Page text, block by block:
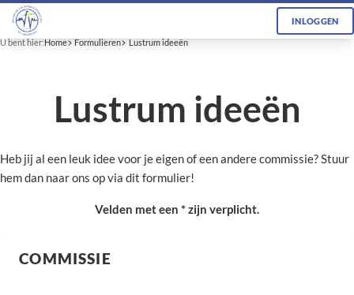
INLOGGEN
U bent hier:Home Formulieren Lustrum ideeën
Lustrum ideeën
Heb jij al een leuk idee voor je eigen of een andere commissie? Stuur
hem dan naar ons op via dit formulier!
Velden met een * zijn verplicht.
COMMISSIE